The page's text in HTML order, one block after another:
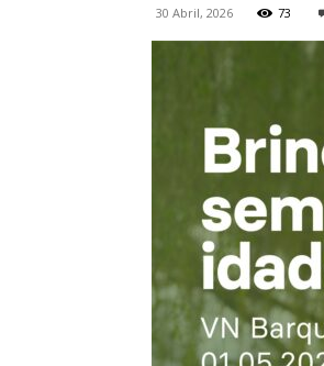
30 Abril, 2026 73